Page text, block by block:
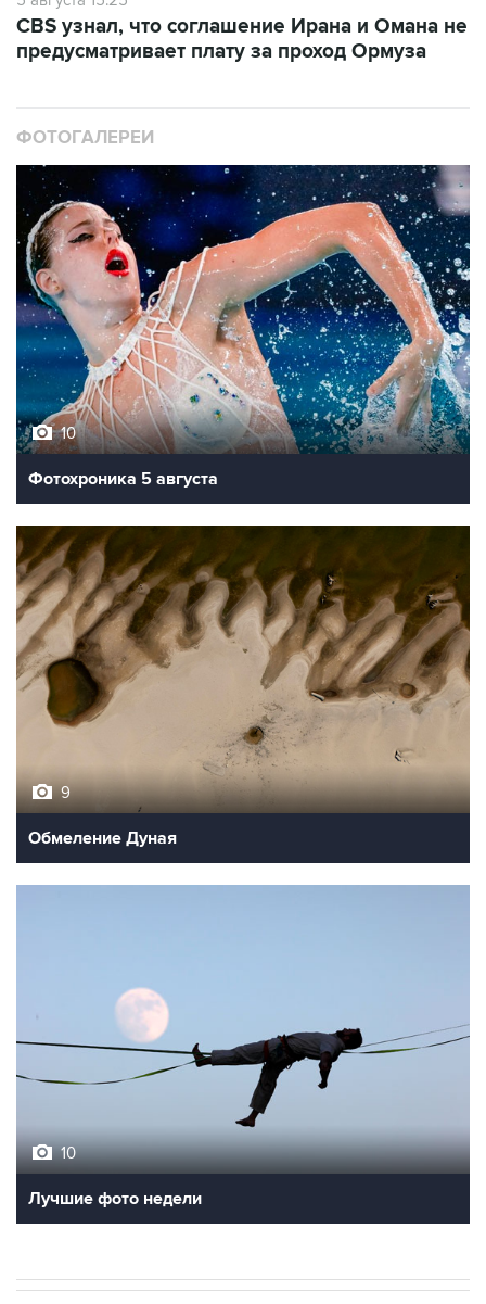
CBS узнал, что соглашение Ирана и Омана не
предусматривает плату за проход Ормуза
ФОТОГАЛЕРЕИ
10
Фотохроника 5 августа
9
Обмеление Дуная
10
Лучшие фото недели